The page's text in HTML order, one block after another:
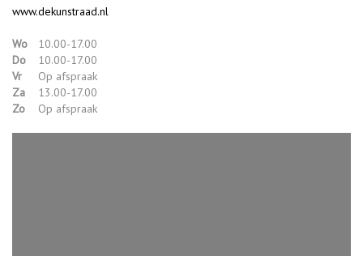
www.dekunstraad.nl
Wo
10.00-17.00
Do
10.00-17.00
Vr
Op afspraak
Za
13.00-17.00
Zo
Op afspraak